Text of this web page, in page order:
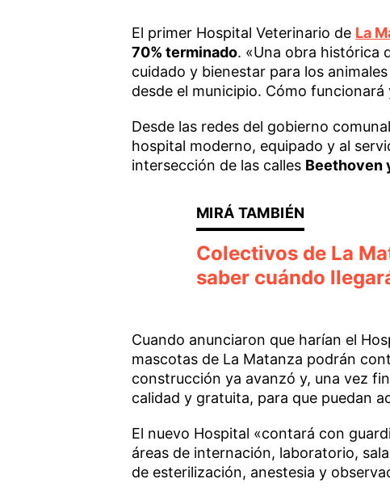
El primer Hospital Veterinario de La
70% terminado. «Una obra histórica
cuidado y bienestar para los
desde el municipio. Cómo
Desde las redes del gobierno
hospital moderno, equipado y al
intersección de las calles Beethoven
Colectivos de La
saber cuándo
Cuando anunciaron que harían el
mascotas de La Matanza podrán
construcción ya avanzó y, una vez
calidad y gratuita, para que puedan
El nuevo Hospital «contará con
áreas de internación, laboratorio,
de esterilización, anestesia y